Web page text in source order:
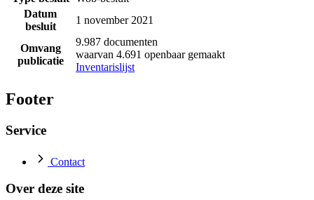
Datum
besluit
1 november 2021
Omvang
publicatie
9.987 documenten
waarvan 4.691 openbaar gemaakt
Inventarislijst
Footer
Service
Contact
Over deze site